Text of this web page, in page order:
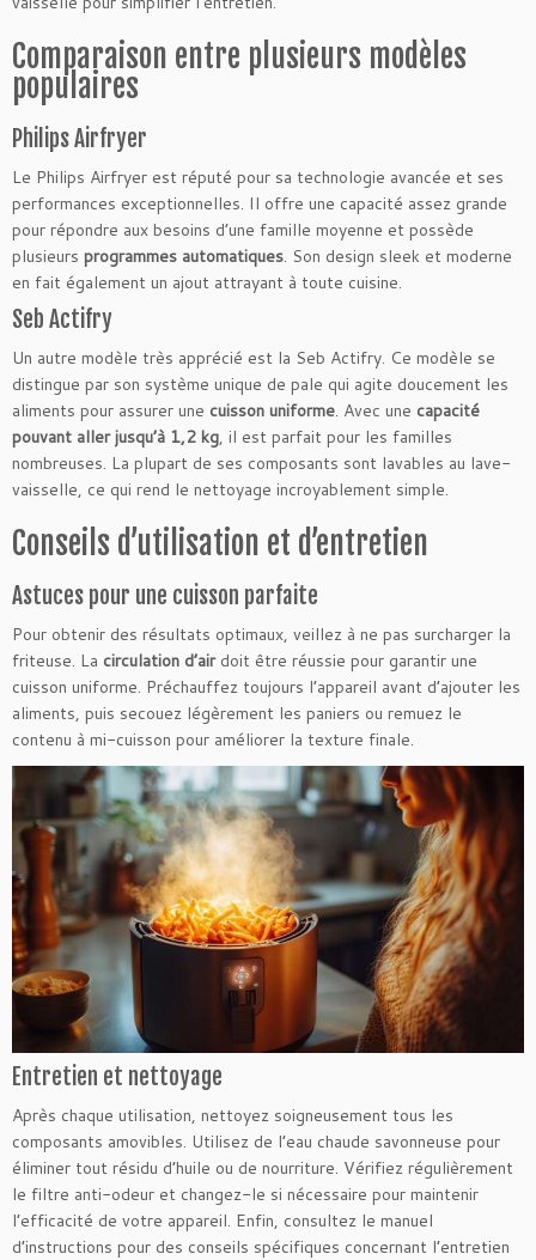
Comparaison entre plusieurs modèles
populaires
Philips Airfryer
Le Philips Airfryer est réputé pour sa technologie avancée et ses
performances exceptionnelles. Il offre une capacité assez grande
pour répondre aux besoins d’une famille moyenne et possède
plusieurs programmes automatiques. Son design sleek et moderne
en fait également un ajout attrayant à toute cuisine.
Seb Actifry
Un autre modèle très apprécié est la Seb Actifry. Ce modèle se
distingue par son système unique de pale qui agite doucement les
aliments pour assurer une cuisson uniforme. Avec une capacité
pouvant aller jusqu’à 1,2 kg, il est parfait pour les familles
nombreuses. La plupart de ses composants sont lavables au lave-
vaisselle, ce qui rend le nettoyage incroyablement simple.
Conseils d’utilisation et d’entretien
Astuces pour une cuisson parfaite
Pour obtenir des résultats optimaux, veillez à ne pas surcharger la
friteuse. La circulation d’airdoit être réussie pour garantir une
cuisson uniforme. Préchauffez toujours l’appareil avant d’ajouter les
aliments, puis secouez légèrement les paniers ou remuez le
contenu à mi-cuisson pour améliorer la texture finale.
Entretien et nettoyage
Après chaque utilisation, nettoyez soigneusement tous les
composants amovibles. Utilisez de l’eau chaude savonneuse pour
éliminer tout résidu d’huile ou de nourriture. Vérifiez régulièrement
le filtre anti-odeur et changez-le si nécessaire pour maintenir
l’efficacité de votre appareil. Enfin, consultez le manuel
d’instructions pour des conseils spécifiques concernant l’entretien